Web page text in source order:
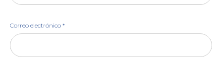
Correo electrónico *